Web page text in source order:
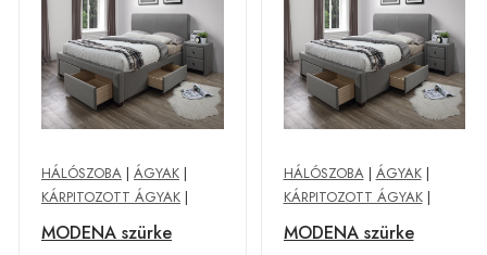
HÁLÓSZOBA | ÁGYAK |
KÁRPITOZOTT ÁGYAK |
MODENA szürke
HÁLÓSZOBA| ÁGYAK|
KÁRPITOZOTT ÁGYAK|
MODENA szürke